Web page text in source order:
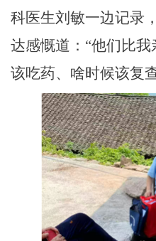
科医生刘敏一边记录
达感慨道：“他们比
该吃药、啥时候该复